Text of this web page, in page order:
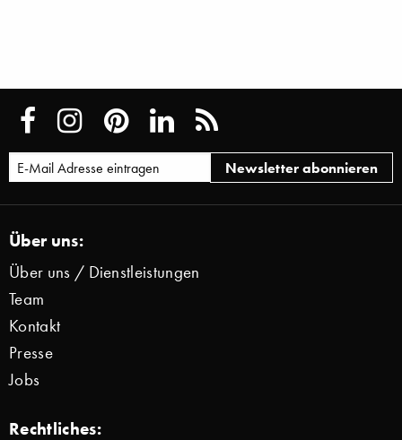
Über uns:
Über uns / Dienstleistungen
Team
Kontakt
Presse
Jobs
Rechtliches: